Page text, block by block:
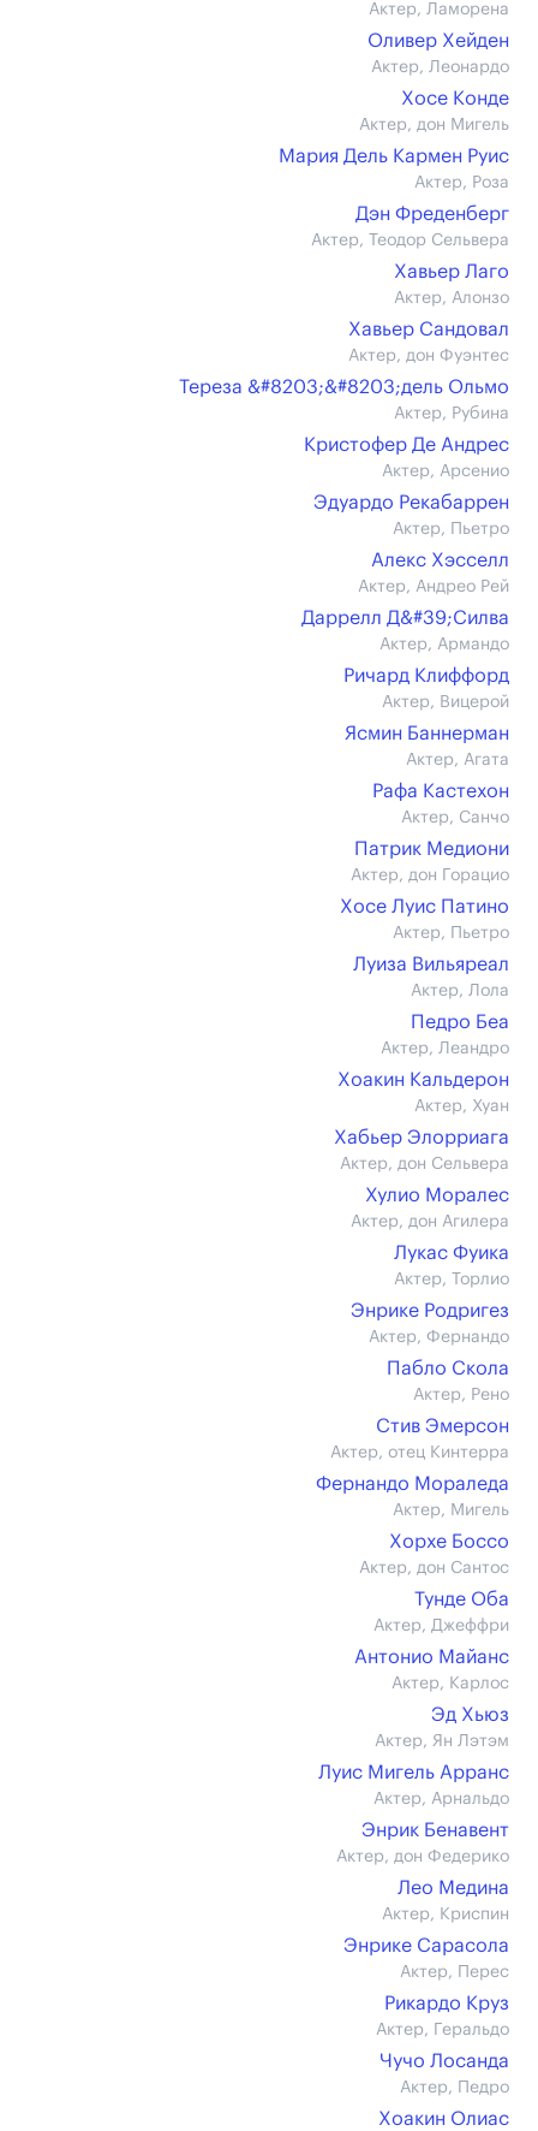
Актер, Ламорена
Оливер Хейден
Актер, Леонардо
Хосе Конде
Актер, дон Мигель
Мария Дель Кармен Руис
Актер, Роза
Дэн Фреденберг
Актер, Теодор Сельвера
Хавьер Лаго
Актер, Алонзо
Хавьер Сандовал
Актер, дон Фуэнтес
Тереза &#8203;&#8203;дель Ольмо
Актер, Рубина
Кристофер Де Андрес
Актер, Арсенио
Эдуардо Рекабаррен
Актер, Пьетро
Алекс Хэсселл
Актер, Андрео Рей
Даррелл Д&#39;Силва
Актер, Армандо
Ричард Клиффорд
Актер, Вицерой
Ясмин Баннерман
Актер, Агата
Рафа Кастехон
Актер, Санчо
Патрик Медиони
Актер, дон Горацио
Хосе Луис Патино
Актер, Пьетро
Луиза Вильяреал
Актер, Лола
Педро Беа
Актер, Леандро
Хоакин Кальдерон
Актер, Хуан
Хабьер Элорриага
Актер, дон Сельвера
Хулио Моралес
Актер, дон Агилера
Лукас Фуика
Актер, Торлио
Энрике Родригез
Актер, Фернандо
Пабло Скола
Актер, Рено
Стив Эмерсон
Актер, отец Кинтерра
Фернандо Мораледа
Актер, Мигель
Хорхе Боссо
Актер, дон Сантос
Тунде Оба
Актер, Джеффри
Антонио Майанс
Актер, Карлос
Эд Хьюз
Актер, Ян Лэтэм
Луис Мигель Арранс
Актер, Арнальдо
Энрик Бенавент
Актер, дон Федерико
Лео Медина
Актер, Криспин
Энрике Сарасола
Актер, Перес
Рикардо Круз
Актер, Геральдо
Чучо Лосанда
Актер, Педро
Хоакин Олиас